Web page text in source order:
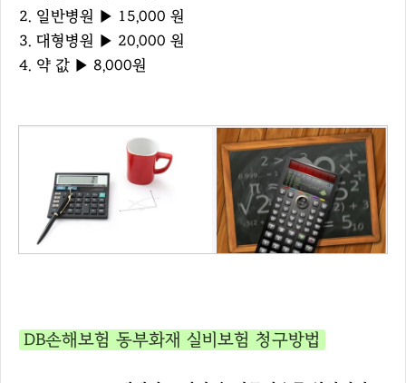
2. 일반병원 ▶ 15,000 원
3. 대형병원 ▶ 20,000 원
4. 약 값 ▶ 8,000원
DB손해보험 동부화재 실비보험 청구방법